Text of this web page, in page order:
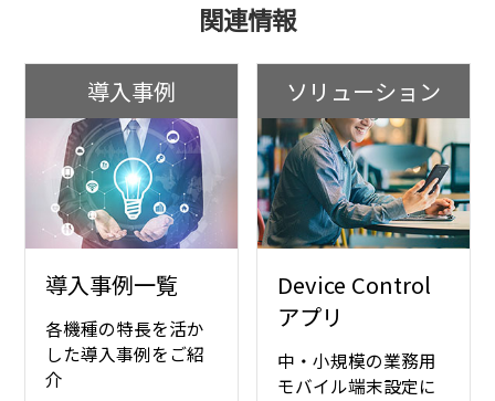
関連情報
導入事例
導入事例一覧
各機種の特長を活か
した導入事例をご紹
介
ソリューション
Device Control
アプリ
中・小規模の業務用
モバイル端末設定に